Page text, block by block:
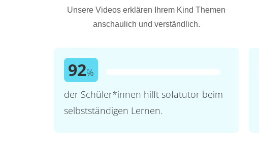
Unsere Videos erklären Ihrem Kind Themen
anschaulich und verständlich.
92%
der Schüler*innen hilft sofatutor beim
selbstständigen Lernen.